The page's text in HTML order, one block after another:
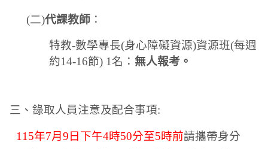
(二)代課教師 ：
特教-數學專長(身心障礙資源)資源班(每週
約14-16節) 1 名：無人報考。
三、錄取人員注意及配合事項:
115年7月 9 日下午4時50分至5時前請攜帶身分